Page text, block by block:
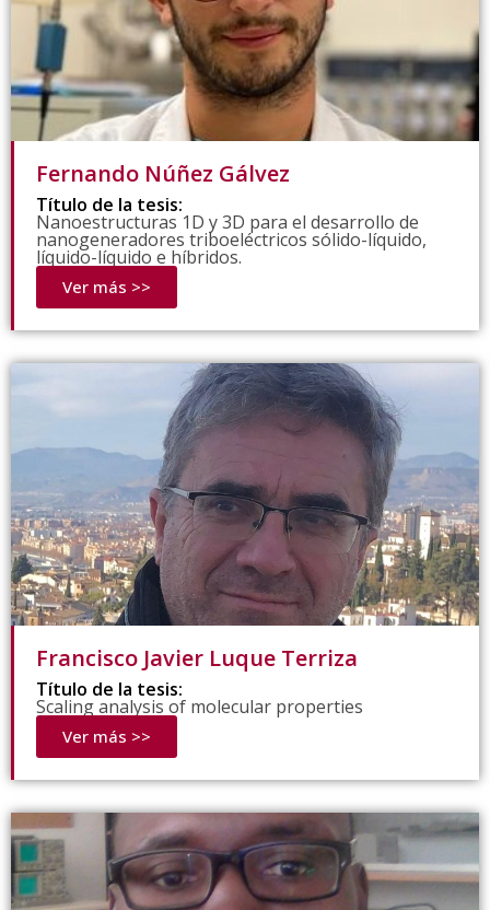
Fernando Núñez Gálvez
Título de la tesis:
Nanoestructuras 1D y 3D para el desarrollo de
nanogeneradores triboeléctricos sólido-líquido,
líquido-líquido e híbridos.
Ver más >>
Francisco Javier Luque Terriza
Título de la tesis:
Scaling analysis of molecular properties
Ver más >>